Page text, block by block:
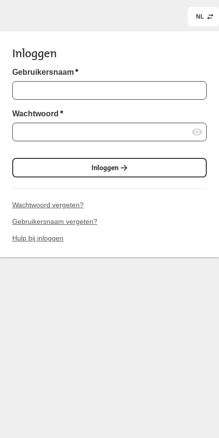
NL
Inloggen
Gebruikersnaam*
Wachtwoord *
Inloggen
Wachtwoord vergeten?
Gebruikersnaam vergeten?
Hulp bij inloggen